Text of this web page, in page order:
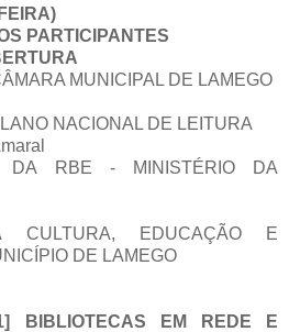
PARTICIPANTES
MUNICIPAL DE LAMEGO
NACIONAL DE LEITURA
DA RBE - MINISTÉRIO DA
CULTURA, EDUCAÇÃO E
DE LAMEGO
BIBLIOTECAS EM REDE E